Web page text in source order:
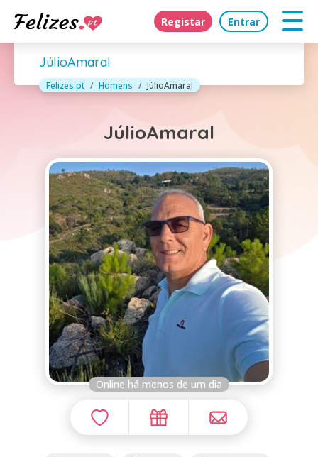
Registar Entrar
JúlioAmaral
Felizes.pt Homens JúlioAmaral
JúlioAmaral
Online há menos de um dia